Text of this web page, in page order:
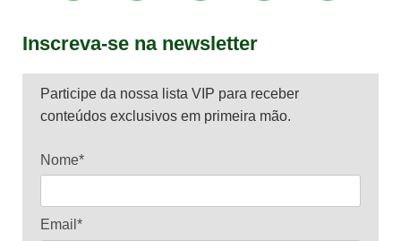
Inscreva-se na newsletter
Participe da nossa lista VIP para receber
conteúdos exclusivos em primeira mão.
Nome*
Email*